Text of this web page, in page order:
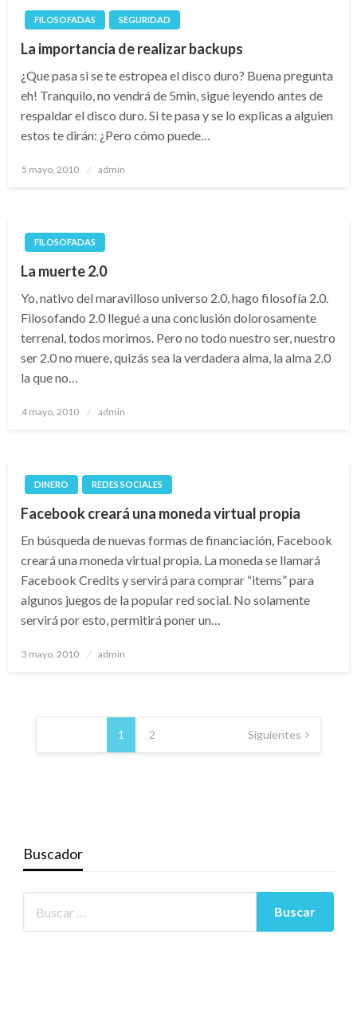
FILOSOFADAS SEGURIDAD
La importancia de realizar backups
¿Que pasa si se te estropea el disco duro? Buena pregunta
eh! Tranquilo, no vendrá de 5min, sigue leyendo antes de
respaldar el disco duro. Si te pasa y se lo explicas a alguien
estos te dirán: ¿Pero cómo puede…
Publicado
5 mayo, 2010 admin
FILOSOFADAS
La muerte 2.0
Yo, nativo del maravilloso universo 2.0, hago filosofía 2.0.
Filosofando 2.0 llegué a una conclusión dolorosamente
terrenal, todos morimos. Pero no todo nuestro ser, nuestro
ser 2.0 no muere, quizás sea la verdadera alma, la alma 2.0
la que no…
Publicado
4 mayo, 2010 admin
DINERO REDES SOCIALES
Facebook creará una moneda virtual propia
En búsqueda de nuevas formas de financiación, Facebook
creará una moneda virtual propia. La moneda se llamará
Facebook Credits y servirá para comprar “items” para
algunos juegos de la popular red social. No solamente
servirá por esto, permitirá poner un…
Publicado
3 mayo, 2010 admin
Navegación
entradas
1 2 Siguientes
Buscador